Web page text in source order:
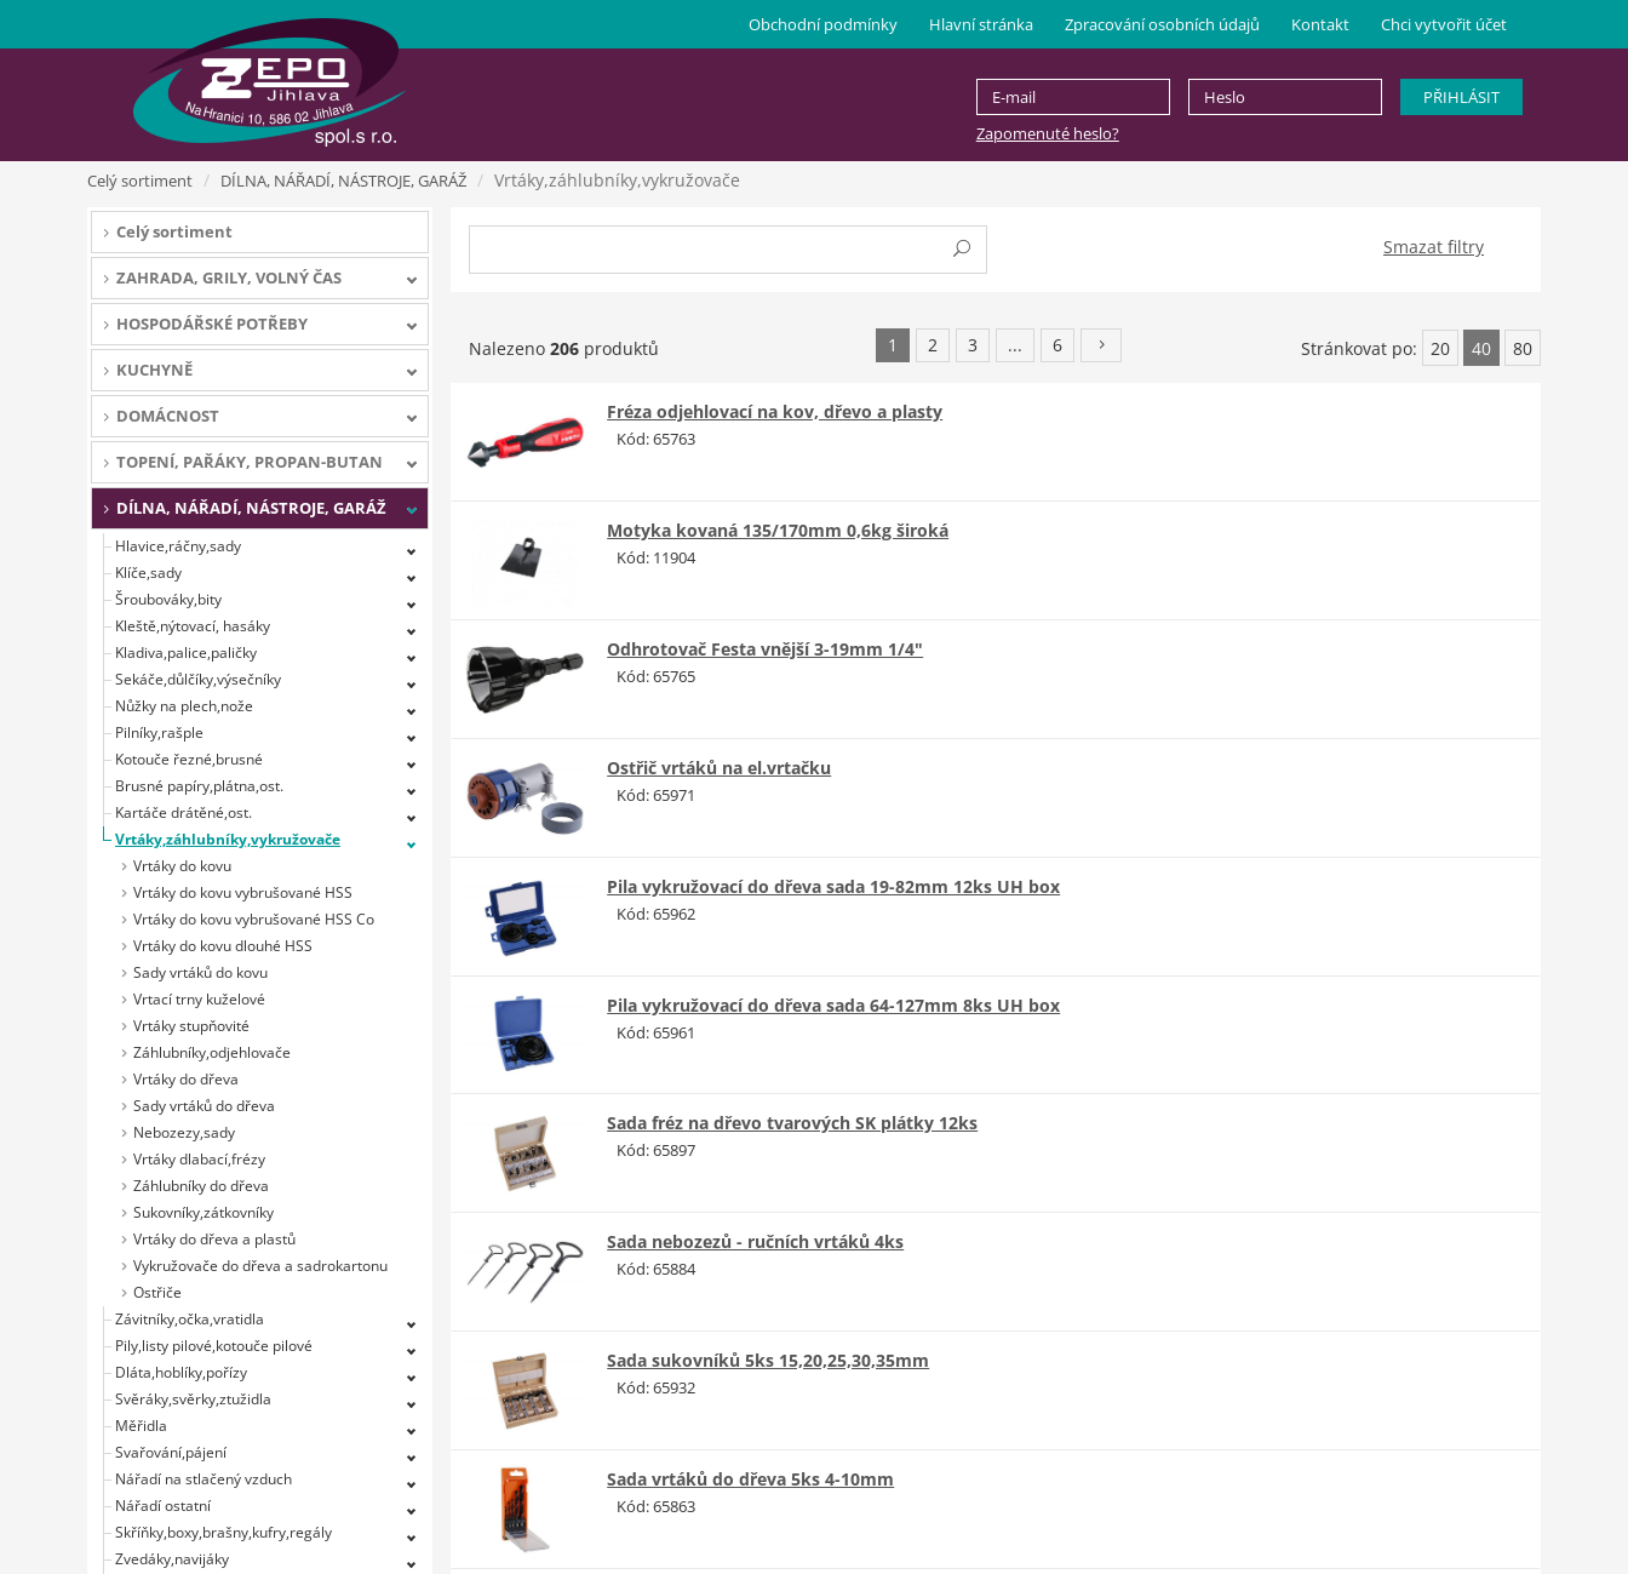
Zapomenuté heslo?
Obchodní podmínky Hlavní stránka Zpracování osobních údajů Kontakt Chci vytvořit účet
Celý sortiment DÍLNA, NÁŘADÍ, NÁSTROJE, GARÁŽ Vrtáky,záhlubníky,vykružovače
Smazat filtry
Nalezeno 206 produktů 1 2 3 ... 6 Stránkovat po: 20 40 80
Fréza odjehlovací na kov, dřevo a plasty
Kód: 65763
Motyka kovaná 135/170mm 0,6kg široká
Kód: 11904
Odhrotovač Festa vnější 3-19mm 1/4"
Kód: 65765
Ostřič vrtáků na el.vrtačku
Kód: 65971
Pila vykružovací do dřeva sada 19-82mm 12ks UH box
Kód: 65962
Pila vykružovací do dřeva sada 64-127mm 8ks UH box
Kód: 65961
Sada fréz na dřevo tvarových SK plátky 12ks
Kód: 65897
Sada nebozezů - ručních vrtáků 4ks
Kód: 65884
Sada sukovníků 5ks 15,20,25,30,35mm
Kód: 65932
Sada vrtáků do dřeva 5ks 4-10mm
Kód: 65863
Celý sortiment
ZAHRADA, GRILY, VOLNÝ ČAS
HOSPODÁŘSKÉ POTŘEBY
KUCHYNĚ
DOMÁCNOST
TOPENÍ, PAŘÁKY, PROPAN-BUTAN
DÍLNA, NÁŘADÍ, NÁSTROJE, GARÁŽ
Hlavice,ráčny,sady
Klíče,sady
Šroubováky,bity
Kleště,nýtovací, hasáky
Kladiva,palice,paličky
Sekáče,důlčíky,výsečníky
Nůžky na plech,nože
Pilníky,rašple
Kotouče řezné,brusné
Brusné papíry,plátna,ost.
Kartáče drátěné,ost.
Vrtáky,záhlubníky,vykružovače
Vrtáky do kovu
Vrtáky do kovu vybrušované HSS
Vrtáky do kovu vybrušované HSS Co
Vrtáky do kovu dlouhé HSS
Sady vrtáků do kovu
Vrtací trny kuželové
Vrtáky stupňovité
Záhlubníky,odjehlovače
Vrtáky do dřeva
Sady vrtáků do dřeva
Nebozezy,sady
Vrtáky dlabací,frézy
Záhlubníky do dřeva
Sukovníky,zátkovníky
Vrtáky do dřeva a plastů
Vykružovače do dřeva a sadrokartonu
Ostřiče
Závitníky,očka,vratidla
Pily,listy pilové,kotouče pilové
Dláta,hoblíky,pořízy
Svěráky,svěrky,ztužidla
Měřidla
Svařování,pájení
Nářadí na stlačený vzduch
Nářadí ostatní
Skříňky,boxy,brašny,kufry,regály
Zvedáky,navijáky